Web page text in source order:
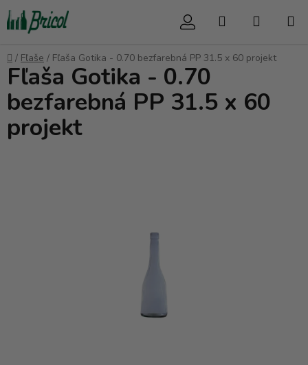
Prejsť
na
obsah
Hľadať
Domov
/ Fľaše / Fľaša Gotika - 0.70 bezfarebná PP 31.5 x 60 projekt
Fľaša Gotika - 0.70
bezfarebná PP 31.5 x 60
projekt